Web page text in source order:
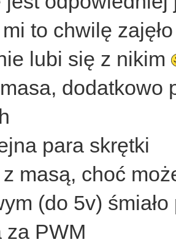
to chwilę zajęło
lubi się z nikim
dodatkowo
para skrętki
masą, choć
(do 5v)
za PWM